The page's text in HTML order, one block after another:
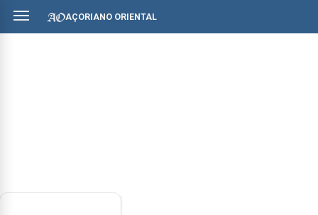
AÇORIANO ORIENTAL